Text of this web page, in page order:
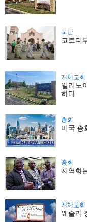
교단
코트디
개체교회
일리노
하다
총회
미국 총
총회
지역화
개체교회
웨슬리